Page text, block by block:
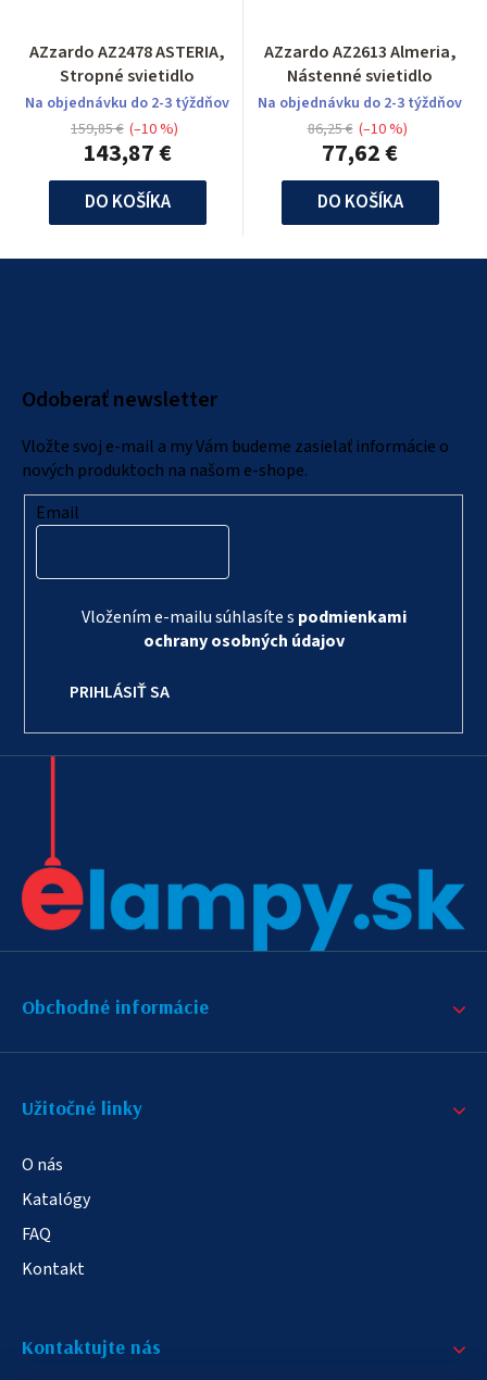
AZzardo AZ2478 ASTERIA,
Stropné svietidlo
Na objednávku do 2-3 týždňov
143,87 €
159,85 € (–10 %)
DO KOŠÍKA
AZzardo AZ2613 Almeria,
Nástenné svietidlo
Na objednávku do 2-3 týždňov
77,62 €
86,25 € (–10 %)
DO KOŠÍKA
Odoberať newsletter
Vložte svoj e-mail a my Vám budeme zasielať informácie o
nových produktoch na našom e-shope.
Email
Vložením e-mailu súhlasíte s podmienkami
ochrany osobných údajov
PRIHLÁSIŤ SA
Obchodné informácie
Užitočné linky
O nás
Katalógy
FAQ
Kontakt
Kontaktujte nás